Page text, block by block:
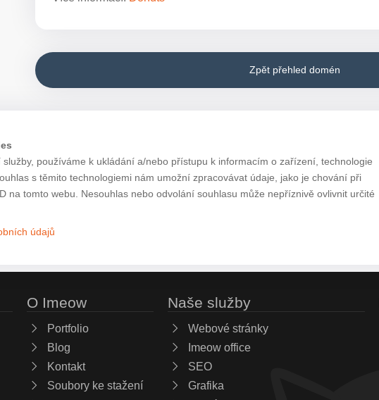
Zpět přehled domén
používáme k ukládání a/nebo přístupu k informacím o zařízení, technologie
s těmito technologiemi nám umožní zpracovávat údaje, jako je chování při
na tomto webu. Nesouhlas nebo odvolání souhlasu může nepříznivě ovlivnit určité
údajů
O Imeow
Portfolio
Blog
Kontakt
Soubory ke stažení
Naše služby
Webové stránky
Imeow office
SEO
Grafika